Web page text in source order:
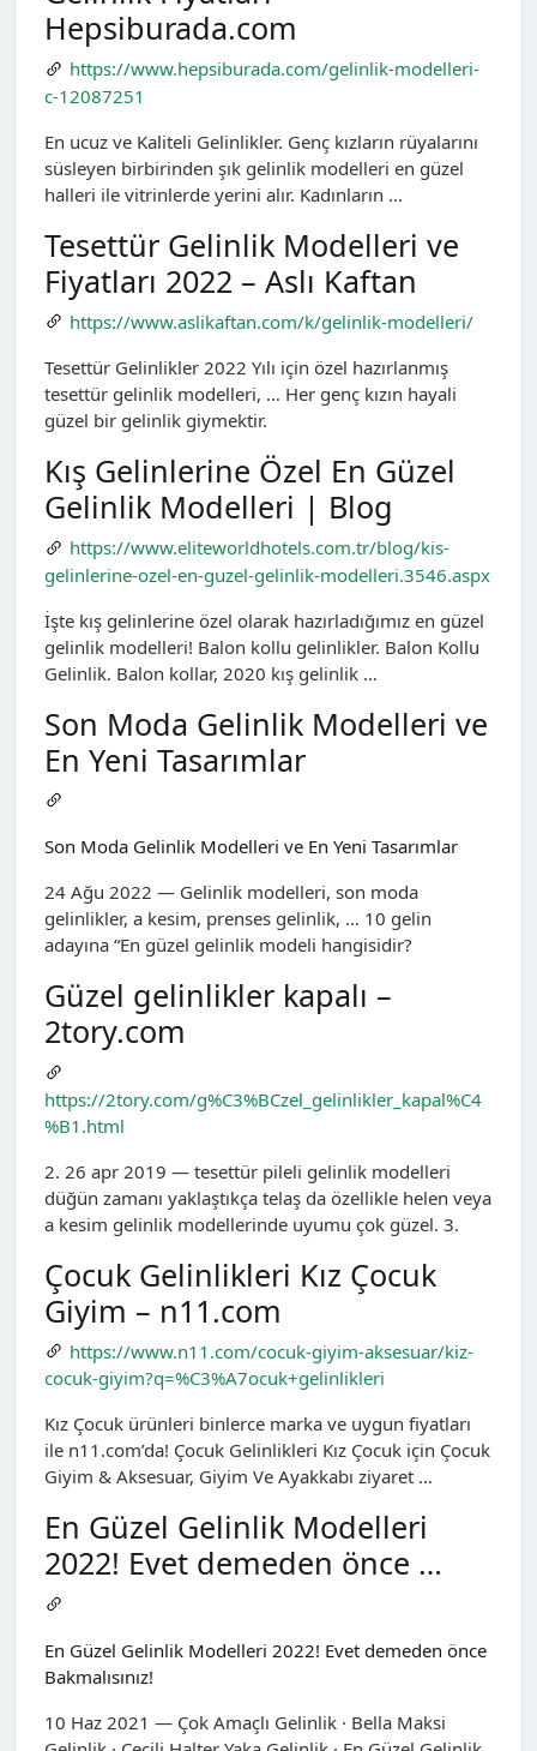
Hepsiburada.com
https://www.hepsiburada.com/gelinlik-modelleri-
c-12087251
En ucuz ve Kaliteli Gelinlikler. Genç kızların rüyalarını
süsleyen birbirinden şık gelinlik modelleri en güzel
halleri ile vitrinlerde yerini alır. Kadınların …
Tesettür Gelinlik Modelleri ve
Fiyatları 2022 – Aslı Kaftan
https://www.aslikaftan.com/k/gelinlik-modelleri/
Tesettür Gelinlikler 2022 Yılı için özel hazırlanmış
tesettür gelinlik modelleri, … Her genç kızın hayali
güzel bir gelinlik giymektir.
Kış Gelinlerine Özel En Güzel
Gelinlik Modelleri | Blog
https://www.eliteworldhotels.com.tr/blog/kis-
gelinlerine-ozel-en-guzel-gelinlik-modelleri.3546.aspx
İşte kış gelinlerine özel olarak hazırladığımız en güzel
gelinlik modelleri! Balon kollu gelinlikler. Balon Kollu
Gelinlik. Balon kollar, 2020 kış gelinlik …
Son Moda Gelinlik Modelleri ve
En Yeni Tasarımlar
Son Moda Gelinlik Modelleri ve En Yeni Tasarımlar
24 Ağu 2022 — Gelinlik modelleri, son moda
gelinlikler, a kesim, prenses gelinlik, … 10 gelin
adayına “En güzel gelinlik modeli hangisidir?
Güzel gelinlikler kapalı –
2tory.com
https://2tory.com/g%C3%BCzel_gelinlikler_kapal%C4
%B1.html
2. 26 apr 2019 — tesettür pileli gelinlik modelleri
düğün zamanı yaklaştıkça telaş da özellikle helen veya
a kesim gelinlik modellerinde uyumu çok güzel. 3.
Çocuk Gelinlikleri Kız Çocuk
Giyim – n11.com
https://www.n11.com/cocuk-giyim-aksesuar/kiz-
cocuk-giyim?q=%C3%A7ocuk+gelinlikleri
Kız Çocuk ürünleri binlerce marka ve uygun fiyatları
ile n11.com’da! Çocuk Gelinlikleri Kız Çocuk için Çocuk
Giyim & Aksesuar, Giyim Ve Ayakkabı ziyaret …
En Güzel Gelinlik Modelleri
2022! Evet demeden önce …
En Güzel Gelinlik Modelleri 2022! Evet demeden önce
Bakmalısınız!
10 Haz 2021 — Çok Amaçlı Gelinlik · Bella Maksi